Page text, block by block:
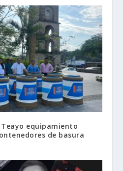
equipamiento
de basura